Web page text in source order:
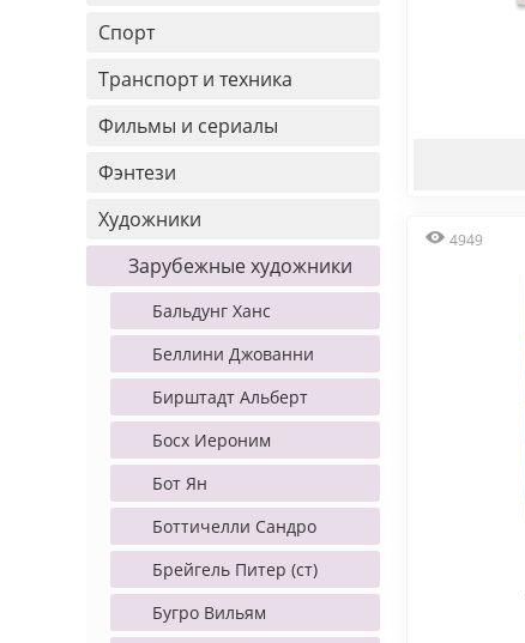
Спорт
Транспорт и техника
Фильмы и сериалы
Фэнтези
Художники
Зарубежные художники
Бальдунг Ханс
Беллини Джованни
Бирштадт Альберт
Босх Иероним
Бот Ян
Боттичелли Сандро
Брейгель Питер (ст)
Бугро Вильям
4949